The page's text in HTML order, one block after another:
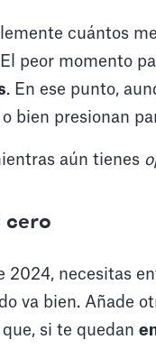
cuántos
peor momento
. En ese punto,
bien presionan
aún tienes
cero
2024, necesitas
va bien. Añade
si te quedan